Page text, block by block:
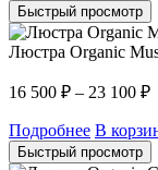
Быстрый просмотр
Люстра Organic
16 500 ₽ – 23 100 ₽
Подробнее В
Быстрый просмотр